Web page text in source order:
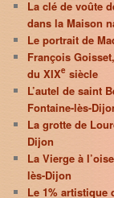
La clé de voûte
dans la Maison
Le portrait de
François
du XIXe siècle
L’autel de saint
Fontaine-lès-
La grotte de
Dijon
La Vierge à
lès-Dijon
Le 1% artistique